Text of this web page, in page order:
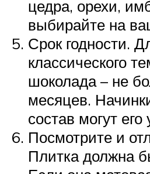
цедра, орехи,
выбирайте на
Срок годности.
классического
шоколада – не
месяцев.
состав могут
Посмотрите и
Плитка должна